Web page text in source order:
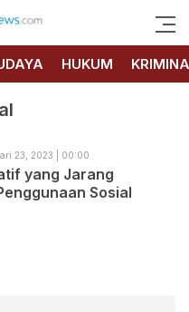
HUKUM
23, 2023 | 00:00
yang Jarang
Sosial